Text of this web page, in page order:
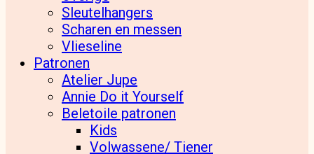
Sleutelhangers
Scharen en messen
Vlieseline
Patronen
Atelier Jupe
Annie Do it Yourself
Beletoile patronen
Kids
Volwassene/ Tiener